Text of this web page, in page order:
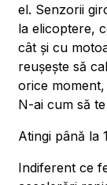
el. Senzorii
la elicoptere,
cât și cu
reușește să
orice
N-ai cum să
Atingi până la
Indiferent ce